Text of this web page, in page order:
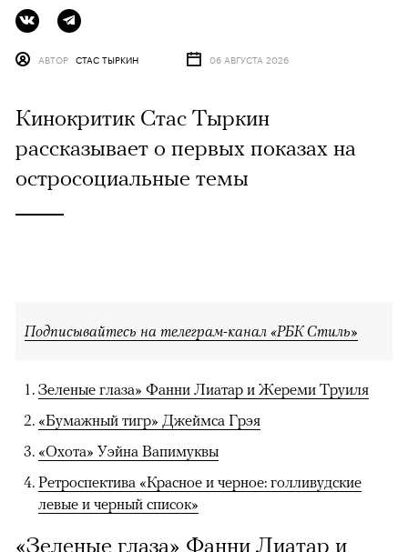
АВТОР СТАС ТЫРКИН 06 АВГУСТА 2026
Кинокритик Стас Тыркин
рассказывает о первых показах на
остросоциальные темы
Подписывайтесь на телеграм-канал «РБК Стиль»
Зеленые глаза» Фанни Лиатар и Жереми Труиля
«Бумажный тигр» Джеймса Грэя
«Охота» Уэйна Вапимуквы
Ретроспектива «Красное и черное: голливудские
левые и черный список»
«Зеленые глаза» Фанни Лиатар и